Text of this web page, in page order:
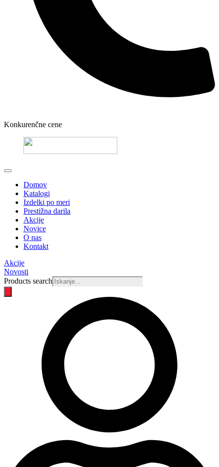
Konkurenčne cene
Domov
Katalogi
Izdelki po meri
Prestižna darila
Akcije
Novice
O nas
Kontakt
Akcije
Novosti
Products search